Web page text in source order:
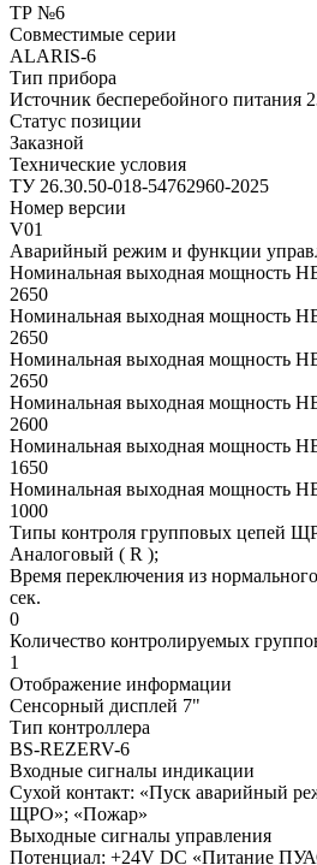
ТР №6
Совместимые серии
ALARIS-6
Тип прибора
Источник бесперебойного питания
Статус позиции
Заказной
Технические условия
ТУ 26.30.50-018-54762960-2025
Номер версии
V01
Аварийный режим и функции
Номинальная выходная мощность
2650
Номинальная выходная мощность
2650
Номинальная выходная мощность
2650
Номинальная выходная мощность
2600
Номинальная выходная мощность
1650
Номинальная выходная мощность
1000
Типы контроля групповых цепей
Аналоговый ( R );
Время переключения из
сек.
0
Количество контролируемых
1
Отображение информации
Сенсорный дисплей 7"
Тип контроллера
BS-REZERV-6
Входные сигналы индикации
Сухой контакт: «Пуск аварийный
ЩРО»; «Пожар»
Выходные сигналы управления
Потенциал: +24V DC «Питание